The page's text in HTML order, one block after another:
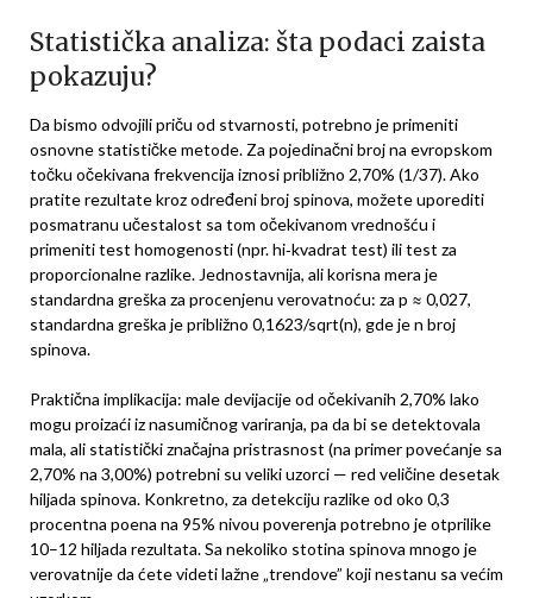
Statistička analiza: šta podaci zaista
pokazuju?
Da bismo odvojili priču od stvarnosti, potrebno je primeniti
osnovne statističke metode. Za pojedinačni broj na evropskom
točku očekivana frekvencija iznosi približno 2,70% (1/37). Ako
pratite rezultate kroz određeni broj spinova, možete uporediti
posmatranu učestalost sa tom očekivanom vrednošću i
primeniti test homogenosti (npr. hi‑kvadrat test) ili test za
proporcionalne razlike. Jednostavnija, ali korisna mera je
standardna greška za procenjenu verovatnoću: za p ≈ 0,027,
standardna greška je približno 0,1623/sqrt(n), gde je n broj
spinova.
Praktična implikacija: male devijacije od očekivanih 2,70% lako
mogu proizaći iz nasumičnog variranja, pa da bi se detektovala
mala, ali statistički značajna pristrasnost (na primer povećanje sa
2,70% na 3,00%) potrebni su veliki uzorci — red veličine desetak
hiljada spinova. Konkretno, za detekciju razlike od oko 0,3
procentna poena na 95% nivou poverenja potrebno je otprilike
10–12 hiljada rezultata. Sa nekoliko stotina spinova mnogo je
verovatnije da ćete videti lažne „trendove” koji nestanu sa većim